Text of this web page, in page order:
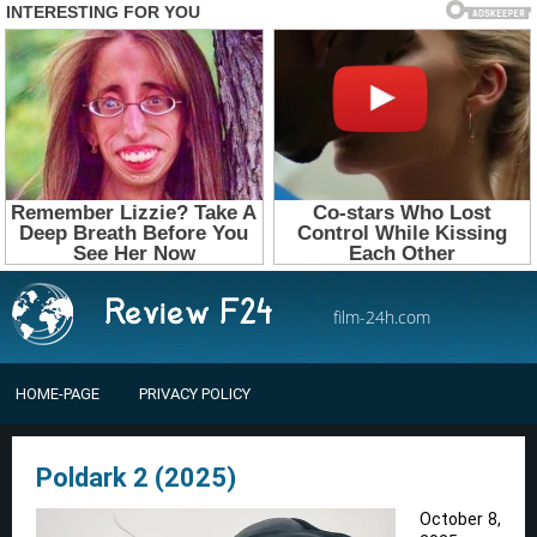
film-24h.com
HOME-PAGE PRIVACY POLICY
Poldark 2 (2025)
October 8,